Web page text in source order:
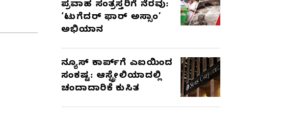
ಪ್ರವಾಹ ಸಂತ್ರಸ್ತರಿಗೆ ನೆರವು:
‘ಟುಗೆದರ್ ಫಾರ್ ಅಸ್ಸಾಂ’
ಅಭಿಯಾನ
ನ್ಯೂಸ್ ಕಾರ್ಪ್‌ಗೆ ಎಐಯಿಂದ
ಸಂಕಷ್ಟ: ಆಸ್ಟ್ರೇಲಿಯಾದಲ್ಲಿ
ಚಂದಾದಾರಿಕೆ ಕುಸಿತ